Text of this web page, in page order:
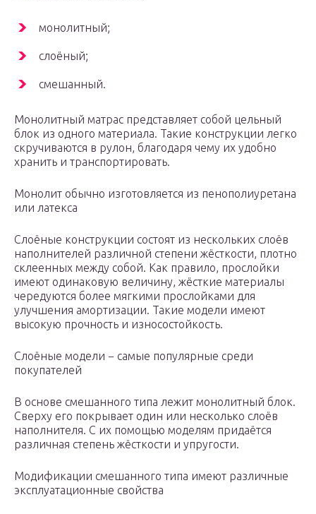
монолитный;
слоёный;
смешанный.
Монолитный матрас представляет собой цельный
блок из одного материала. Такие конструкции легко
скручиваются в рулон, благодаря чему их удобно
хранить и транспортировать.
Монолит обычно изготовляется из пенополиуретана
или латекса
Слоёные конструкции состоят из нескольких слоёв
наполнителей различной степени жёсткости, плотно
склеенных между собой. Как правило, прослойки
имеют одинаковую величину, жёсткие материалы
чередуются более мягкими прослойками для
улучшения амортизации. Такие модели имеют
высокую прочность и износостойкость.
Слоёные модели − самые популярные среди
покупателей
В основе смешанного типа лежит монолитный блок.
Сверху его покрывает один или несколько слоёв
наполнителя. С их помощью моделям придаётся
различная степень жёсткости и упругости.
Модификации смешанного типа имеют различные
эксплуатационные свойства